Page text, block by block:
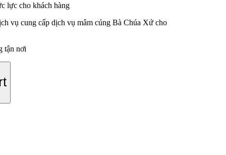
lực cho khách hàng
vụ cung cấp dịch vụ mâm cúng Bà Chúa Xứ cho
tận nơi